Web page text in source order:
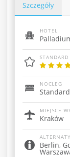
Szczegóły
HOTEL
STANDARD
NOCLEG
MIEJSCE
Kraków
Berlin,